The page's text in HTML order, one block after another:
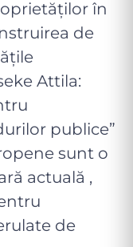
în
de
Attila:
publice”
sunt o
actuală ,
de